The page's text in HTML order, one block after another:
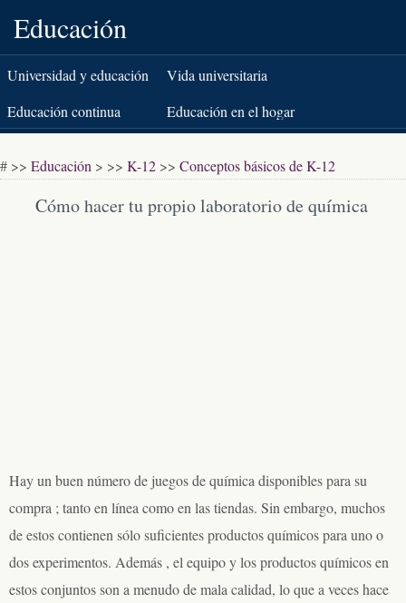
Educación
Universidad y educación
Vida universitaria
Educación continua
Educación en el hogar
Libros y literatura
# >> Educación > >> K-12 >> Conceptos básicos de K-12
Cómo hacer tu propio laboratorio de química
Hay un buen número de juegos de química disponibles para su
compra ; tanto en línea como en las tiendas. Sin embargo, muchos
de estos contienen sólo suficientes productos químicos para uno o
dos experimentos. Además , el equipo y los productos químicos en
estos conjuntos son a menudo de mala calidad, lo que a veces hace